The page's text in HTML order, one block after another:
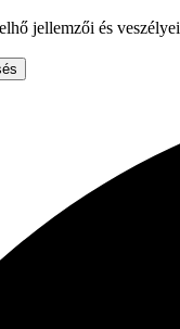
jellemzői és veszélyei